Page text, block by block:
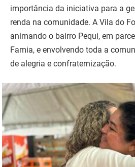
importância da iniciativa para a
renda na comunidade. A Vila do
animando o bairro Pequi, em
Famia, e envolvendo toda a
de alegria e confraternização.